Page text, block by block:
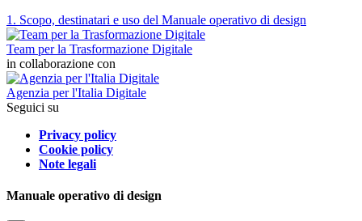
1. Scopo, destinatari e uso del Manuale operativo di design
Team per la Trasformazione Digitale
in collaborazione con
Agenzia per l'Italia Digitale
Seguici su
Privacy policy
Cookie policy
Note legali
Manuale operativo di design